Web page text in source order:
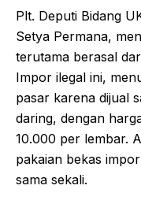
Plt. Deputi Bidang
Setya Permana,
terutama berasal
Impor ilegal ini,
pasar karena dijual
daring, dengan
10.000 per lembar.
pakaian bekas
sama sekali.